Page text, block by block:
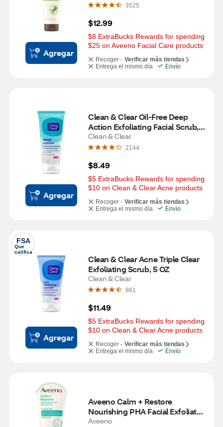
Agregar
3525
$12.99
$8 ExtraBucks Rewards for spending
$25 on Aveeno Facial Care products
Recoger - Verificar más tiendas
Entrega el mismo día
Envío
Agregar
Clean & Clear Oil-Free Deep
Action Exfoliating Facial Scrub, 7
OZ
Clean & Clear
2144
$8.49
$5 ExtraBucks Rewards for spending
$10 on Clean & Clear Acne products
Recoger - Verificar más tiendas
Entrega el mismo día
Envío
FSA
Que
califica
Agregar
Clean & Clear Acne Triple Clear
Exfoliating Scrub, 5 OZ
Clean & Clear
861
$11.49
$5 ExtraBucks Rewards for spending
$10 on Clean & Clear Acne products
Recoger - Verificar más tiendas
Entrega el mismo día
Envío
Aveeno Calm + Restore
Nourishing PHA Facial Exfoliator,
4 OZ
Aveeno